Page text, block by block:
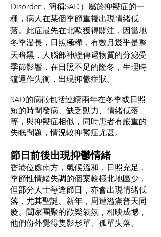
Disorder，簡稱SAD）屬於抑鬱症的一
種，病人在某個季節重複出現情緒低
落。此症最先在北歐獲得關注，因當地
冬季漫長，日照極稀，有數月幾乎是整
天暗黑，人腦部神經傳遞物質的分泌受
季節影響，在日照不足的隆冬，生理時
鐘運作失衡，出現抑鬱症狀。
SAD的病徵包括連續兩年在冬季或日照
短的時間發病、缺乏動力、情緒低落
等，與抑鬱症相似，同時患者有嚴重的
失眠問題，情況較抑鬱症尤甚。
節日前後出現抑鬱情緒
香港位處南方，氣候溫和，日照充足，
季節性情緒失調的個案較極北地區少，
但部分人士每逢節日，亦會出現情緒低
落，尤其聖誕、新年，周遭溢滿普天同
慶、闔家團聚的歡樂氣氛，相映成憾，
他們份外覺得隻影形單、孤單失落。